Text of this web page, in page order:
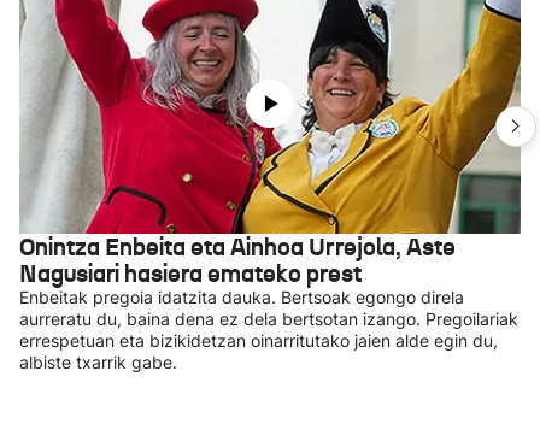
Onintza Enbeita eta Ainhoa Urrejola, Aste
Nagusiari hasiera emateko prest
Enbeitak pregoia idatzita dauka. Bertsoak egongo direla
aurreratu du, baina dena ez dela bertsotan izango. Pregoilariak
errespetuan eta bizikidetzan oinarritutako jaien alde egin du,
albiste txarrik gabe.